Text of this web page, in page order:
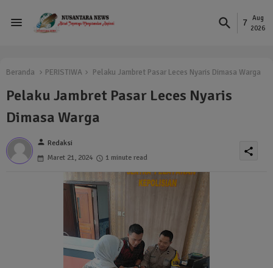
7
Aug
2026
Beranda PERISTIWA Pelaku Jambret Pasar Leces Nyaris Dimasa Warga
Pelaku Jambret Pasar Leces Nyaris
Dimasa Warga
person Redaksi
Maret 21, 2024
1 minute read
share